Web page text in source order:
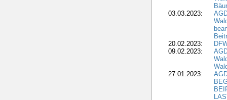
03.03.2023:
20.02.2023:
09.02.2023:
27.01.2023: